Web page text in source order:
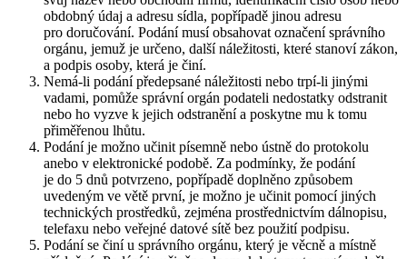
obdobný údaj a adresu sídla, popřípadě jinou adresu
pro doručování. Podání musí obsahovat označení správního
orgánu, jemuž je určeno, další náležitosti, které stanoví zákon,
a podpis osoby, která je činí.
Nemá-li podání předepsané náležitosti nebo trpí-li jinými
vadami, pomůže správní orgán podateli nedostatky odstranit
nebo ho vyzve k jejich odstranění a poskytne mu k tomu
přiměřenou lhůtu.
Podání je možno učinit písemně nebo ústně do protokolu
anebo v elektronické podobě. Za podmínky, že podání
je do 5 dnů potvrzeno, popřípadě doplněno způsobem
uvedeným ve větě první, je možno je učinit pomocí jiných
technických prostředků, zejména prostřednictvím dálnopisu,
telefaxu nebo veřejné datové sítě bez použití podpisu.
Podání se činí u správního orgánu, který je věcně a místně